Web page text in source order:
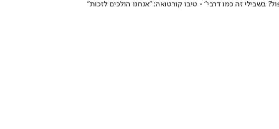
זה כמו דרבי" • טיבו קורטואה: "אנחנו הולכים לזכות"